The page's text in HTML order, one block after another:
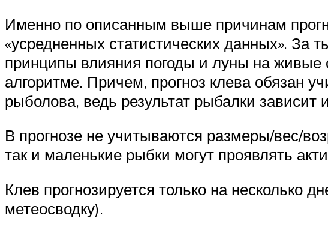
Именно по описанным выше причинам
«усредненных статистических данных». За
принципы влияния погоды и луны на
алгоритме. Причем, прогноз клева обязан
рыболова, ведь результат рыбалки зависит
В прогнозе не учитываются размеры/вес/
так и маленькие рыбки могут проявлять
Клев прогнозируется только на
метеосводку).